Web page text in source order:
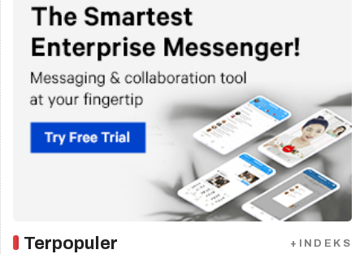
Terpopuler +INDEKS